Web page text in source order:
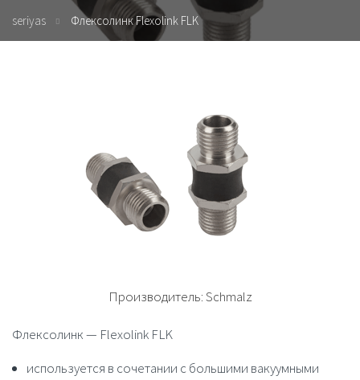
seriyas Флексолинк Flexolink FLK
Производитель:Schmalz
Флексолинк — Flexolink FLK
используется в сочетании с большими вакуумными